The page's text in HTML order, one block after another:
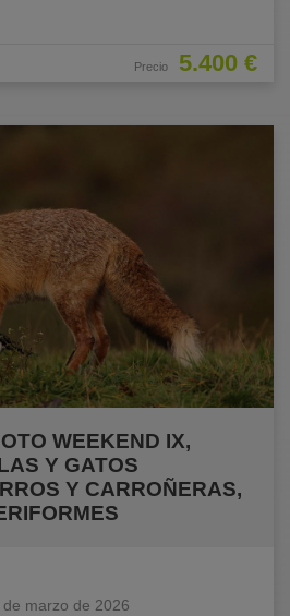
Precio 5.400 €
WEEKEND IX,
Y GATOS
Y CARROÑERAS,
marzo de 2026